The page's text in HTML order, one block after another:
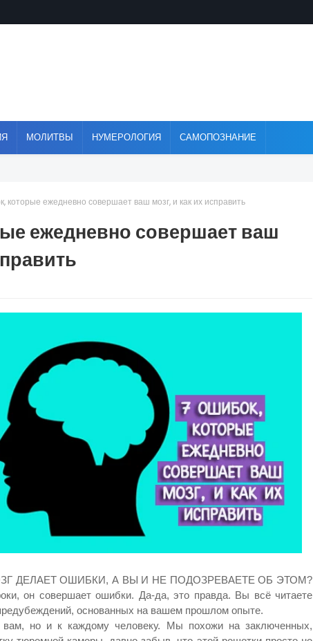
МОЛИТВЫ НУМЕРОЛОГИЯ САМОПОЗНАНИЕ
которые ежедневно совершает ваш мозг, и как их исправить
ежедневно совершает ваш
ДЕЛАЕТ ОШИБКИ, А ВЫ И НЕ ПОДОЗРЕВАЕТЕ ОБ ЭТОМ?
он совершает ошибки. Да-да, это правда. Вы всё читаете
основанных на вашем прошлом опыте.
вам, но и к каждому человеку. Мы похожи на заключенных,